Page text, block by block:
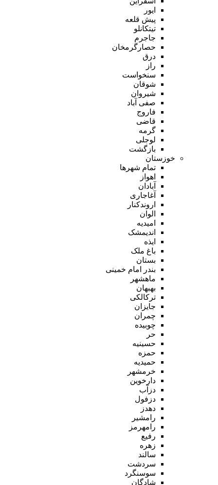
ایور
پیش قلعه
تیتکانلو
جاجرم
حصارگرمخان
درق
راز
سنخواست
شوقان
شیروان
صفی آباد
فاروج
قاضی
گرمه
لوجلی
بازگشت
خوزستان
تمام شهر‌ها
اهواز
آبادان
آغاجاری
اروندکنار
الوان
امیدیه
اندیمشک
ایذه
باغ ملک
بستان
بندر امام خمینی
ماهشهر
بهبهان
ترکالکی
جایزان
چمران
چوبیده
حر
حسینیه
حمزه
حمیدیه
خرمشهر
دارخوین
دزآب
دزفول
دهدز
رامشیر
رامهرمز
رفیع
زهره
سالند
سردشت
سوسنگرد
شادگان